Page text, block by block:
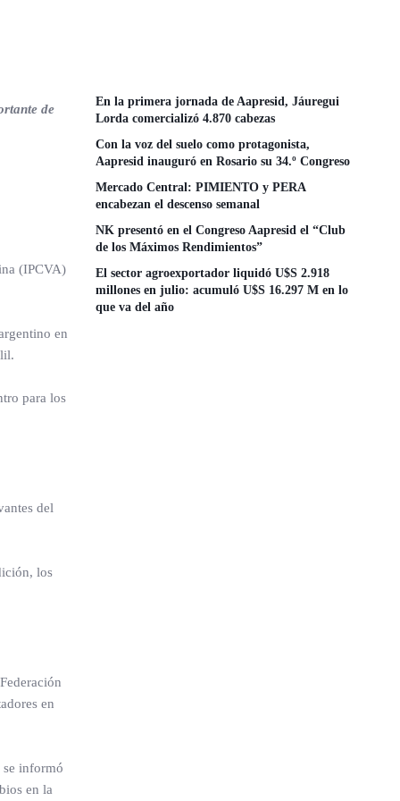
de
(IPCVA)
en
para los
del
los
en
se informó
en la
En la primera jornada de Aapresid, Jáuregui
Lorda comercializó 4.870 cabezas
Con la voz del suelo como protagonista,
Aapresid inauguró en Rosario su 34.º Congreso
Mercado Central: PIMIENTO y PERA
encabezan el descenso semanal
NK presentó en el Congreso Aapresid el “Club
de los Máximos Rendimientos”
El sector agroexportador liquidó U$S 2.918
millones en julio: acumuló U$S 16.297 M en lo
que va del año